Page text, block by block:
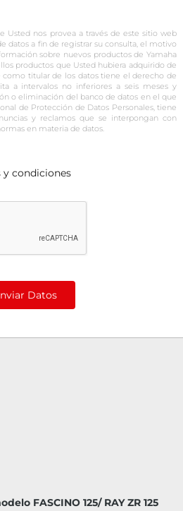
Usted nos provea a través de este sitio web
datos a fin de registrar su consulta, el motivo
sobre nuevos productos de Yamaha
productos que Usted hubiera adquirido de
como titular de los datos tiene el derecho de
a intervalos no inferiores a seis meses y
o eliminación del banco de datos en el que
de Protección de Datos Personales, tiene
y reclamos que se interpongan con
en materia de datos.
condiciones
Datos
FASCINO 125/ RAY ZR 125